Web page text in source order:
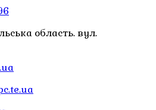
область. вул.